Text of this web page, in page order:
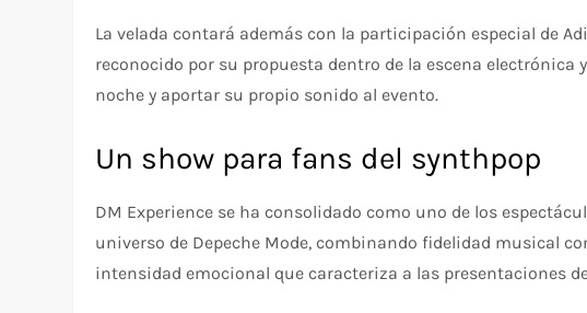
La velada contará además con la participación especial de
reconocido por su propuesta dentro de la escena electrónica
noche y aportar su propio sonido al evento.
Un show para fans del synthpop
DM Experience se ha consolidado como uno de los
universo de Depeche Mode, combinando fidelidad musical
intensidad emocional que caracteriza a las presentaciones